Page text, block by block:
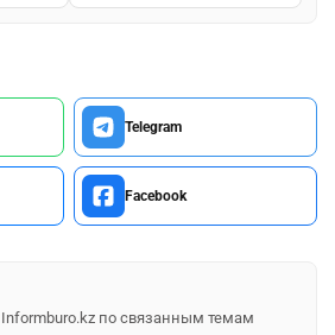
Telegram
Facebook
по связанным темам